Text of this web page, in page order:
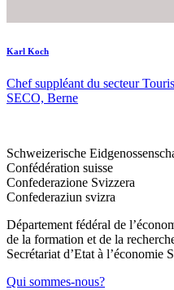
Karl Koch
Chef suppléant du secteur
SECO, Berne
Schweizerische
Confédération suisse
Confederazione Svizzera
Confederaziun svizra
Département fédéral de
de la formation et de la
Secrétariat d’Etat à l’économie
Qui sommes-nous?